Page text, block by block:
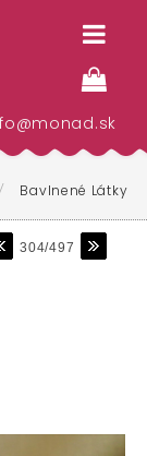
Bavlnené Látky
304/497